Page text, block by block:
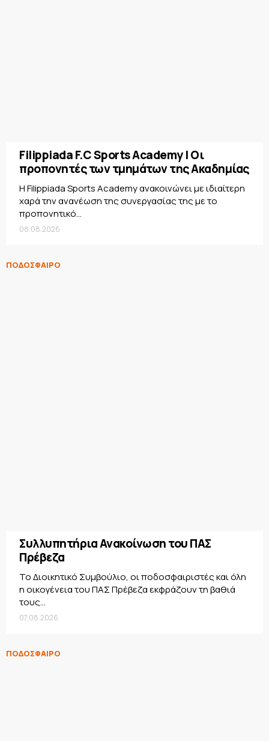
Filippiada F.C Sports Academy | Οι
προπονητές των τμημάτων της Ακαδημίας
Η Filippiada Sports Academy ανακοινώνει με ιδιαίτερη
χαρά την ανανέωση της συνεργασίας της με το
προπονητικό...
08.08.2026
ΠΟΔΟΣΦΑΙΡΟ
Συλλυπητήρια Ανακοίνωση του ΠΑΣ
Πρέβεζα
Το Διοικητικό Συμβούλιο, οι ποδοσφαιριστές και όλη
η οικογένεια του ΠΑΣ Πρέβεζα εκφράζουν τη βαθιά
τους...
07.08.2026
ΠΟΔΟΣΦΑΙΡΟ